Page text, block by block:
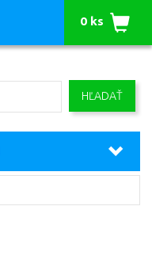
HĽADAŤ
0 ks